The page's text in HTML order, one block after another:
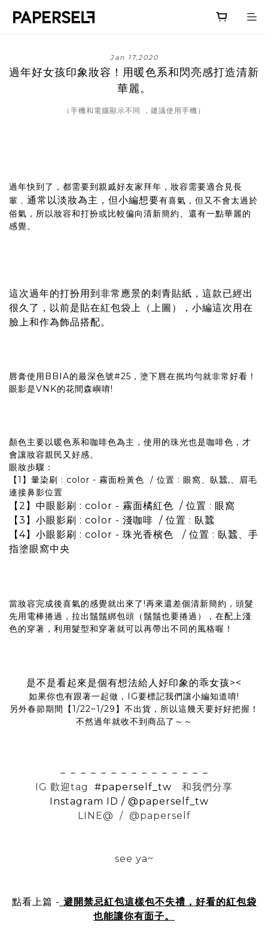
Jan 17,2020
過年好女孩印象妝容！用暖色系和閃亮感打造清新
華麗。
（手機和電腦顯示不同 ，建議使用手機）
過年快到了，都需要到親戚好友家拜年，妝容需要適合見長
輩﹐ 通常以淡妝為主，但小編想要有喜氣，但又不會太過於
俗氣，所以妝容和打扮或比較偏向清新簡約、還有一點華麗的
感覺。
這次過年的打扮用到非常應景的刺青貼紙，這款已經出
很久了，以前是貼在紅包袋上（上圖），小編這次用在
臉上和作為飾品搭配。
唇膏使用BBIA的最深色號#25，塗下唇在抿均勻就非常好看！
眼影是VNK的花間森嶼唷!
顏色主要以暖色系和咖啡色為主，使用的珠光也是咖啡色，才
會讓妝容親民又好感。
眼妝步驟：
【1】暈染刷 : color - 霧面粉黃色 / 位置 : 眼窩、臥蠶,、眉毛
連接鼻影位置
【2】中眼影刷 : color - 霧面橘紅色 / 位置 : 眼窩
【3】小眼影刷 : color - 淺咖啡 / 位置 : 臥蠶
【4】小眼影刷 : color - 珠光香檳色 / 位置 : 臥蠶、手
指塗眼窩中央
當妝容完成後喜氣的感覺就出來了!再來還差個清新簡約，頭髮
先用電棒捲過，拉出鬚鬚綁包頭（鬚鬚也要捲過），在配上淺
色的穿著，利用髮型和穿著就可以再帶出不同的風格喔！
是不是看起來是個有想法給人好印象的乖女孩><
如果你也有跟著一起做，IG要標記我們讓小編知道唷!
另外春節期間【1/22~1/29】不出貨，所以這幾天要好好把握！
不然過年就收不到商品了～～
－－－－－－－－－－－－－－－
IG 歡迎tag #paperself_tw 和我們分享
Instagram ID / @paperself_tw
LINE@ / @paperself
see ya~
點看上篇 - 避開禁忌紅包這樣包不失禮，好看的紅包袋
也能讓你有面子。